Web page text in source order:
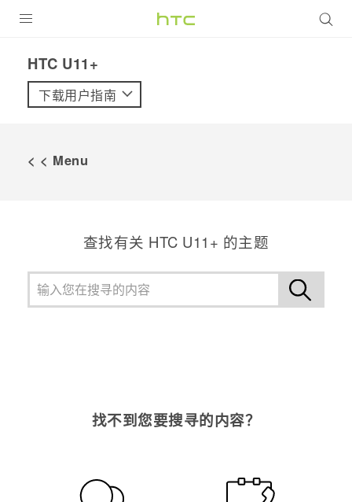
VIVE
支持帮助
HTC U11+‎
下载用户指南
< < Menu
查找有关 HTC U11+ 的主题
找不到您要搜寻的内容？